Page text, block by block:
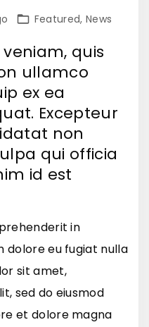
Featured News
quis
ullamco
ex ea
Excepteur
non
qui officia
id est
in
dolore eu fugiat nulla
sit amet,
sed do eiusmod
et dolore magna